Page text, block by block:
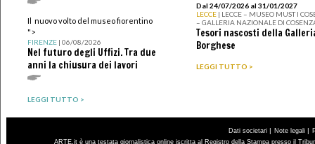
Il nuovo volto del museo fiorentino
">
FIRENZE| 06/08/2026
Nel futuro degli Uffizi. Tra due
anni la chiusura dei lavori
LEGGI TUTTO >
Dal 24/07/2026 al 31/01/2027
LECCE | LECCE – MUSEO MUST I
– GALLERIA NAZIONALE DI
Tesori nascosti della
Borghese
LEGGI TUTTO >
Dati societari | Note legali |
ARTE.it è una testata giornalistica online iscritta al Registro della Stampa presso il